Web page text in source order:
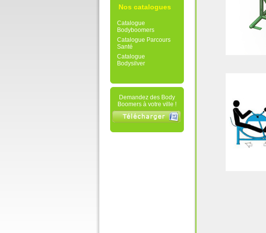
Nos catalogues
Catalogue
Bodyboomers
Catalogue Parcours
Santé
Catalogue
Bodysilver
Demandez des Body
Boomers à votre ville !